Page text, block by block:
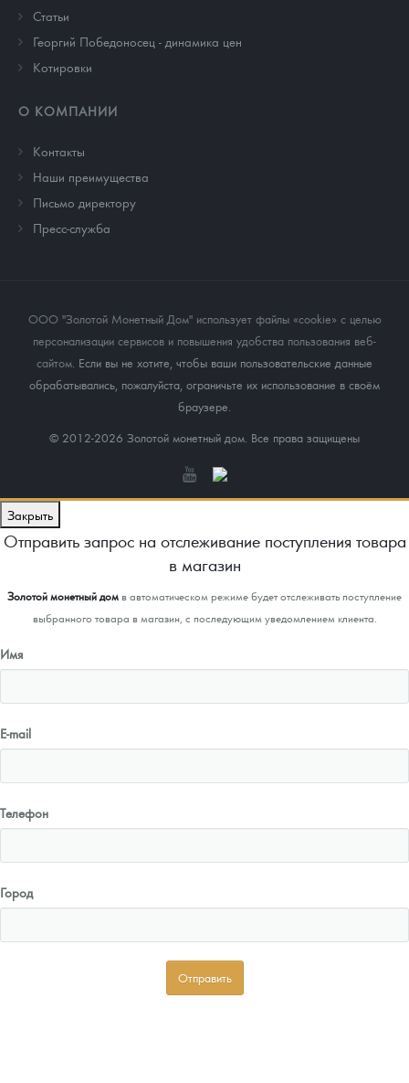
Cтатьи
Георгий Победоносец - динамика цен
Котировки
О КОМПАНИИ
Контакты
Наши преимущества
Письмо директору
Пресс-служба
ООО "Золотой Монетный Дом" использует файлы «cookie» с целью
персонализации сервисов и повышения удобства пользования веб-
сайтом. Если вы не хотите, чтобы ваши пользовательские данные
обрабатывались, пожалуйста, ограничьте их использование в своём
браузере.
© 2012-2026 Золотой монетный дом. Все права защищены
Закрыть
Отправить запрос на отслеживание поступления товара
в магазин
Золотой монетный домв автоматическом режиме будет отслеживать поступление
выбранного товара в магазин, с последующим уведомлением клиента.
Имя
E-mail
Телефон
Город
Отправить